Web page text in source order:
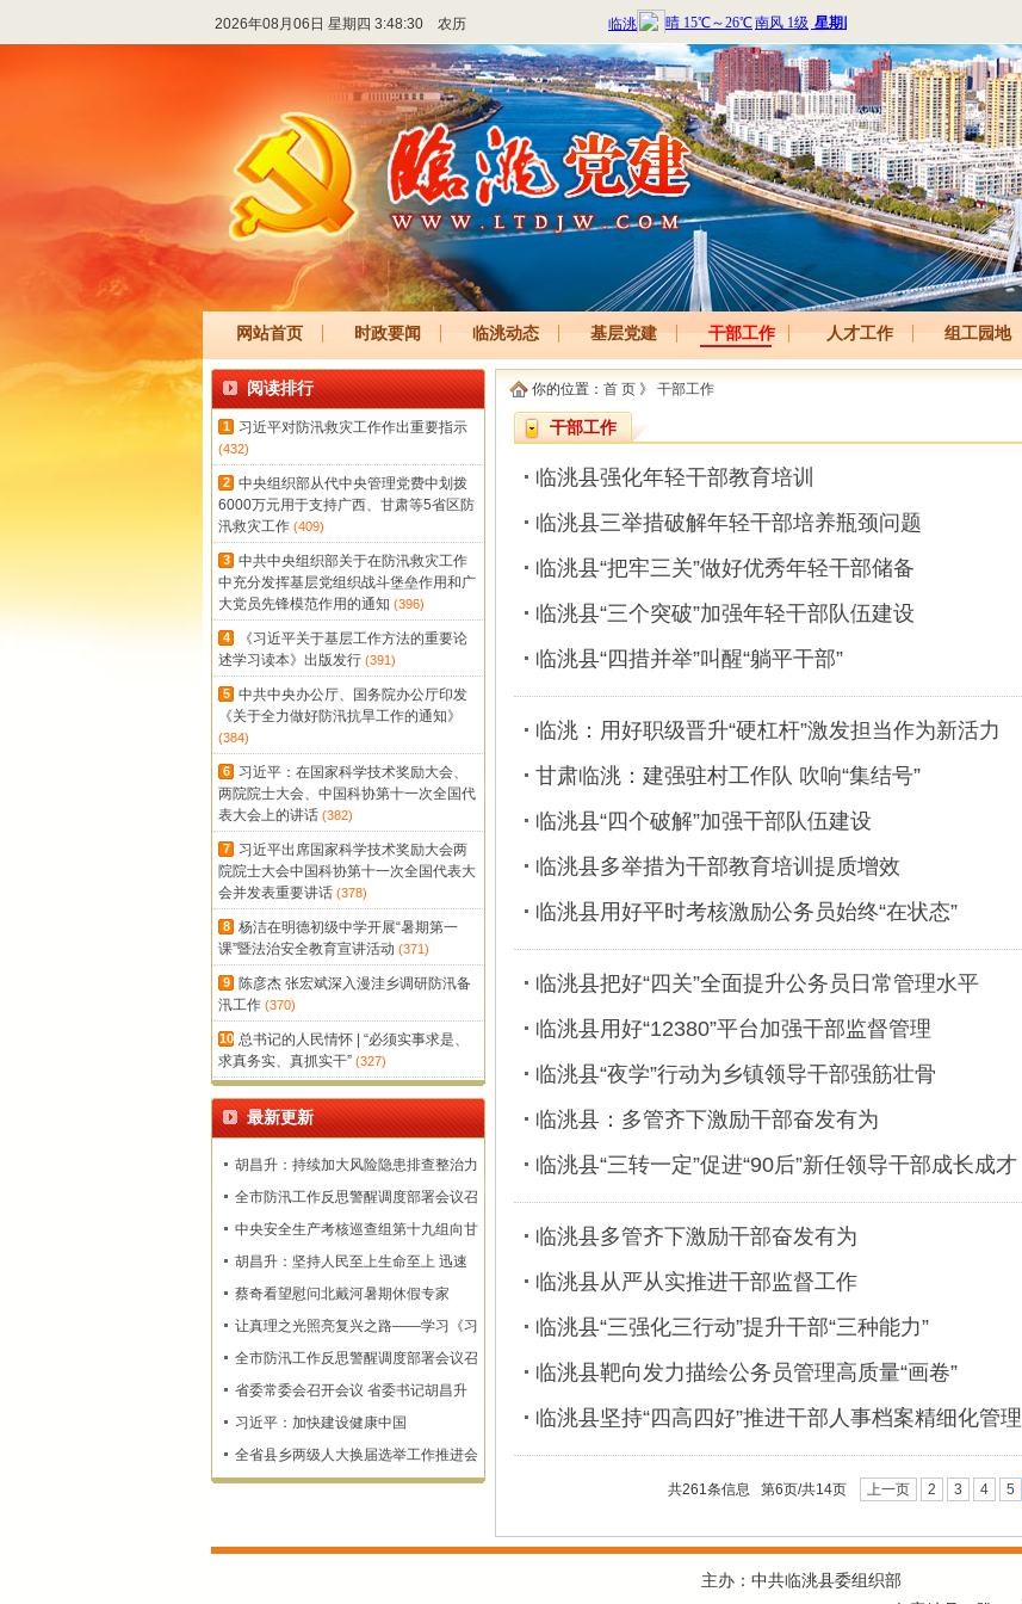
2026年08月06日 星期四 3:48:30 农历
网站首页 时政要闻 临洮动态 基层党建 干部工作 人才工作 组工园地
阅读排行
1 习近平对防汛救灾工作作出重要指示
(432)
2
中央组织部从代中央管理党费中划拨
6000万元用于支持广西、甘肃等5省区防
汛救灾工作 (409)
3
中共中央组织部关于在防汛救灾工作
中充分发挥基层党组织战斗堡垒作用和广
大党员先锋模范作用的通知 (396)
4
《习近平关于基层工作方法的重要论
述学习读本》出版发行 (391)
5
中共中央办公厅、国务院办公厅印发
《关于全力做好防汛抗旱工作的通知》
(384)
6
习近平：在国家科学技术奖励大会、
两院院士大会、中国科协第十一次全国代
表大会上的讲话 (382)
7
习近平出席国家科学技术奖励大会两
院院士大会中国科协第十一次全国代表大
会并发表重要讲话 (378)
8
杨洁在明德初级中学开展“暑期第一
课”暨法治安全教育宣讲活动 (371)
9
陈彦杰 张宏斌深入漫洼乡调研防汛备
汛工作 (370)
10 总书记的人民情怀 | “必须实事求是、
求真务实、真抓实干” (327)
最新更新
胡昌升：持续加大风险隐患排查整治力
度 确保监测预警和群众转移避险到位
全市防汛工作反思警醒调度部署会议召
开
中央安全生产考核巡查组第十九组向甘
肃省反馈明查暗访情况
胡昌升：坚持人民至上生命至上 迅速
查漏补缺固强补弱 坚决维护人民群众
蔡奇看望慰问北戴河暑期休假专家
让真理之光照亮复兴之路——学习《习
近平谈治国理政》第一至五卷
全市防汛工作反思警醒调度部署会议召
开
省委常委会召开会议 省委书记胡昌升
主持
习近平：加快建设健康中国
全省县乡两级人大换届选举工作推进会
召开
你的位置： 首 页 》 干部工作
干部工作
临洮县强化年轻干部教育培训
临洮县三举措破解年轻干部培养瓶颈问题
临洮县“把牢三关”做好优秀年轻干部储备
临洮县“三个突破”加强年轻干部队伍建设
临洮县“四措并举”叫醒“躺平干部”
临洮：用好职级晋升“硬杠杆”激发担当作为新活力
甘肃临洮：建强驻村工作队 吹响“集结号”
临洮县“四个破解”加强干部队伍建设
临洮县多举措为干部教育培训提质增效
临洮县用好平时考核激励公务员始终“在状态”
临洮县把好“四关”全面提升公务员日常管理水平
临洮县用好“12380”平台加强干部监督管理
临洮县“夜学”行动为乡镇领导干部强筋壮骨
临洮县：多管齐下激励干部奋发有为
临洮县“三转一定”促进“90后”新任领导干部成长成才
临洮县多管齐下激励干部奋发有为
临洮县从严从实推进干部监督工作
临洮县“三强化三行动”提升干部“三种能力”
临洮县靶向发力描绘公务员管理高质量“画卷”
临洮县坚持“四高四好”推进干部人事档案精细化管理
共261条信息 第6页/共14页 上一页 2 3 4 5
主办：中共临洮县委组织部